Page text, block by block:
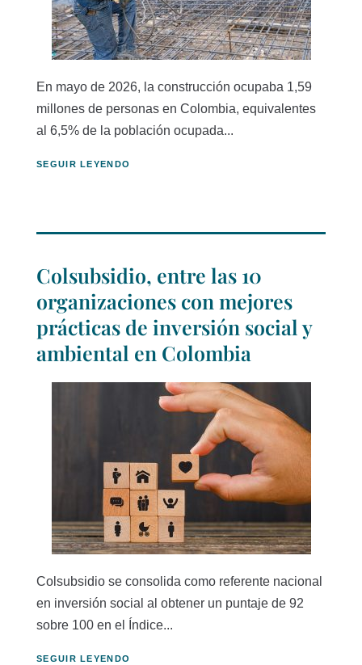
En mayo de 2026, la construcción ocupaba 1,59
millones de personas en Colombia, equivalentes
al 6,5% de la población ocupada...
SEGUIR LEYENDO
Colsubsidio, entre las 10
organizaciones con mejores
prácticas de inversión social y
ambiental en Colombia
Colsubsidio se consolida como referente nacional
en inversión social al obtener un puntaje de 92
sobre 100 en el Índice...
SEGUIR LEYENDO